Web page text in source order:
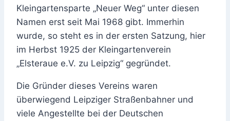
Kleingartensparte „Neuer Weg“ unter diesen
Namen erst seit Mai 1968 gibt. Immerhin
wurde, so steht es in der ersten Satzung, hier
im Herbst 1925 der Kleingartenverein
„Elsteraue e.V. zu Leipzig“ gegründet.
Die Gründer dieses Vereins waren
überwiegend Leipziger Straßenbahner und
viele Angestellte bei der Deutschen